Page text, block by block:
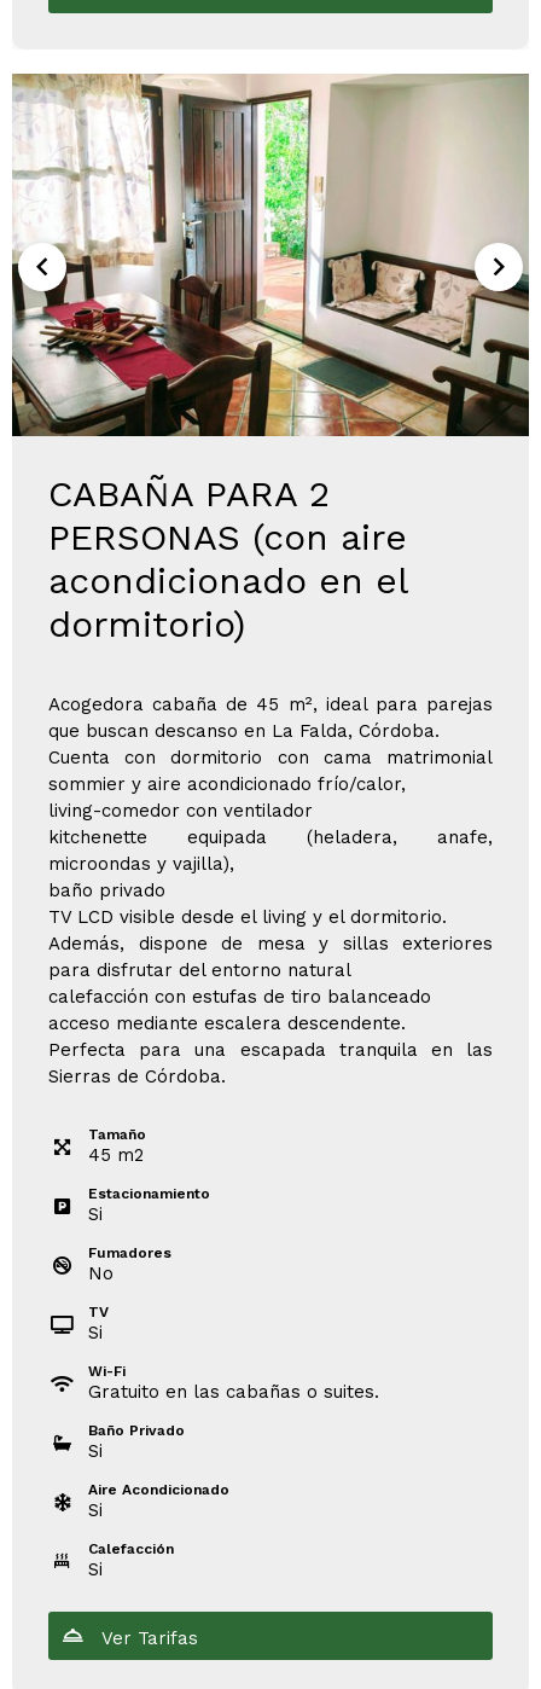
CABAÑA PARA 2
PERSONAS (con aire
acondicionado en el
dormitorio)
Acogedora cabaña de 45 m², ideal para parejas
que buscan descanso en La Falda, Córdoba.
Cuenta con dormitorio con cama matrimonial
sommier y aire acondicionado frío/calor,
living-comedor con ventilador
kitchenette equipada (heladera, anafe,
microondas y vajilla),
baño privado
TV LCD visible desde el living y el dormitorio.
Además, dispone de mesa y sillas exteriores
para disfrutar del entorno natural
calefacción con estufas de tiro balanceado
acceso mediante escalera descendente.
Perfecta para una escapada tranquila en las
Sierras de Córdoba.
Tamaño
45 m2
Estacionamiento
Si
Fumadores
No
TV
Si
Wi-Fi
Gratuito en las cabañas o suites.
Baño Privado
Si
Aire Acondicionado
Si
Calefacción
Si
Ver Tarifas